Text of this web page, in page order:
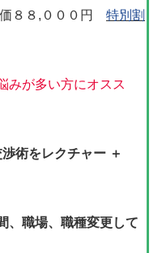
８８,０００円 特別割
みが多い方にオスス
術をレクチャー ＋
職場、職種変更して